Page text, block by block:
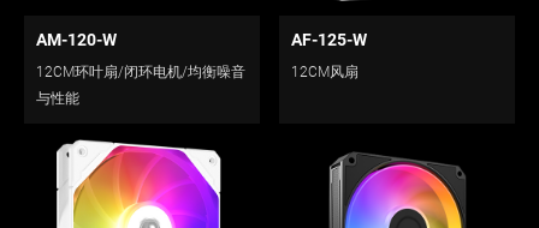
AM-120-W
12CM环叶扇/闭环电机/均衡噪音
与性能
AF-125-W
12CM风扇